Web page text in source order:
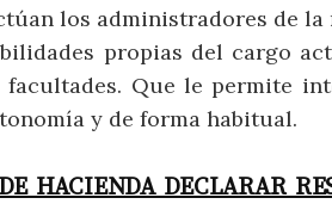
los administradores de
propias del cargo
Que le permite
y de forma habitual.
HACIENDA DECLARAR